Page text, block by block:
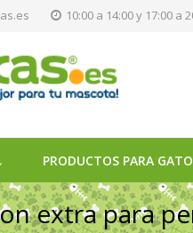
10:00 a 14:00 y 17:00 a
PRODUCTOS PARA GATO
extra para